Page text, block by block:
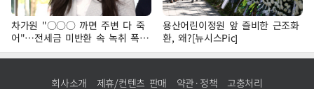
차가원 "○○○ 까면 주변 다 죽
어"…전세금 미반환 속 녹취 폭로
파장
용산어린이정원 앞 즐비한 근조화
환, 왜?[뉴시스Pic]
회사소개 제휴/컨텐츠 판매 약관·정책 고충처리